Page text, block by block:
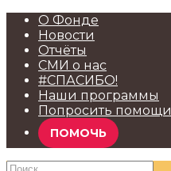
О Фонде
Новости
Отчёты
СМИ о нас
#СПАСИБО!
Наши программы
Попросить помощи
ПОМОЧЬ